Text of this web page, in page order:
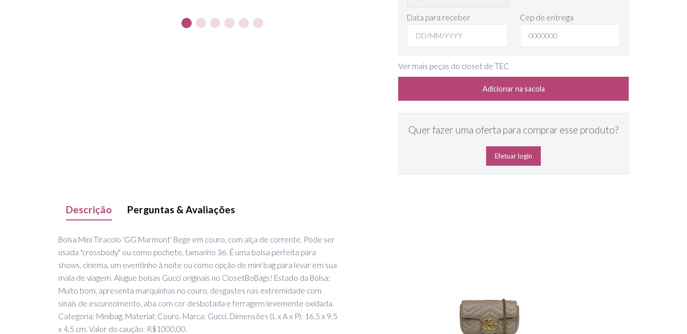
Data para receber Cep de entrega
Ver mais peças do closet de TEC
Adicionar na sacola
Quer fazer uma oferta para comprar esse produto?
Efetuar login
Descrição Perguntas & Avaliações
Bolsa Mini Tiracolo 'GG Marmont' Bege em couro, com alça de corrente. Pode ser
usada "crossbody" ou como pochete, tamanho 36. É uma bolsa perfeita para
shows, cinema, um eventinho à noite ou como opção de mini bag para levar em sua
mala de viagem. Alugue bolsas Gucci originais no ClosetBoBags! Estado da Bolsa:
Muito bom, apresenta marquinhas no couro, desgastes nas extremidade com
sinais de escurecimento, aba com cor desbotada e ferragem levemente oxidada.
Categoria: Minibag. Material: Couro. Marca: Gucci. Dimensões (L x A x P): 16,5 x 9,5
x 4,5 cm. Valor do caução: R$1000,00.